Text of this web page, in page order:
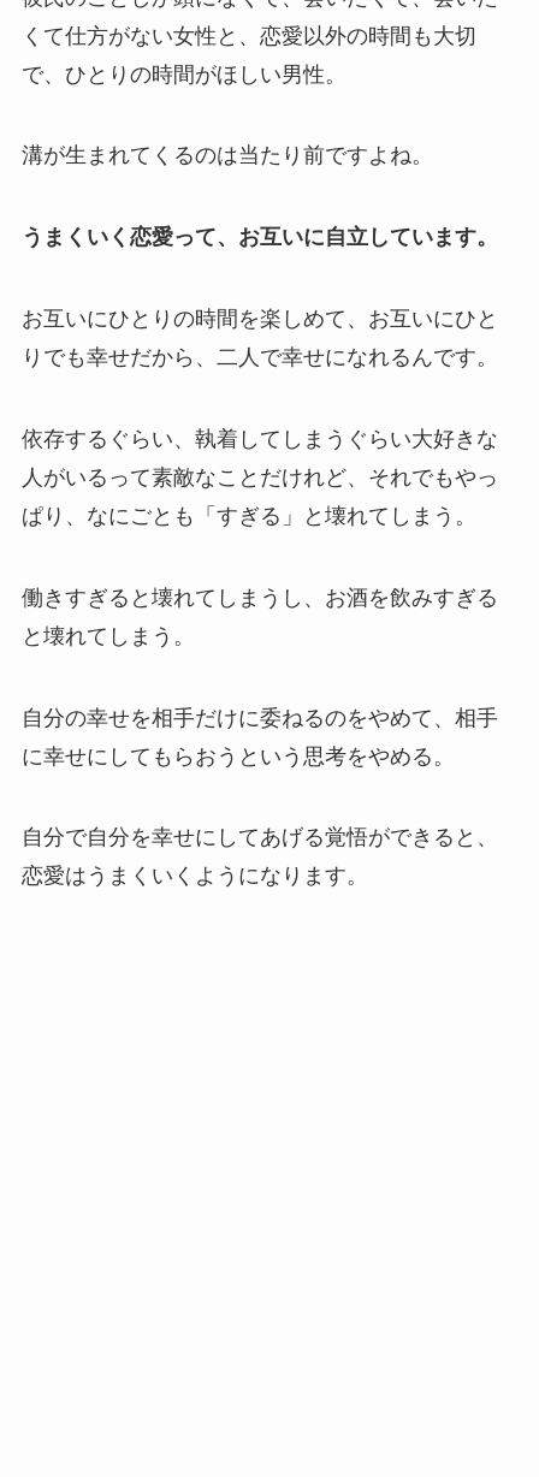
くて仕方がない女性と、恋愛以外の時間も大切
で、ひとりの時間がほしい男性。
溝が生まれてくるのは当たり前ですよね。
うまくいく恋愛って、お互いに自立しています。
お互いにひとりの時間を楽しめて、お互いにひと
りでも幸せだから、二人で幸せになれるんです。
依存するぐらい、執着してしまうぐらい大好きな
人がいるって素敵なことだけれど、それでもやっ
ぱり、なにごとも「すぎる」と壊れてしまう。
働きすぎると壊れてしまうし、お酒を飲みすぎる
と壊れてしまう。
自分の幸せを相手だけに委ねるのをやめて、相手
に幸せにしてもらおうという思考をやめる。
自分で自分を幸せにしてあげる覚悟ができると、
恋愛はうまくいくようになります。